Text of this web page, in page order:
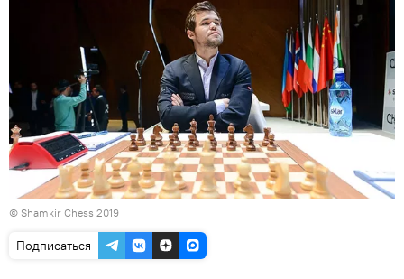
© Shamkir Chess 2019
Подписаться